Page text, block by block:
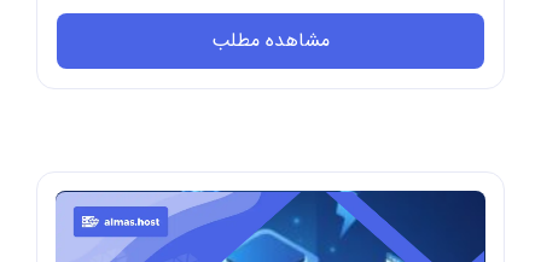
سایت، انتخاب یک هاست ارزان و د...
مشاهده مطلب